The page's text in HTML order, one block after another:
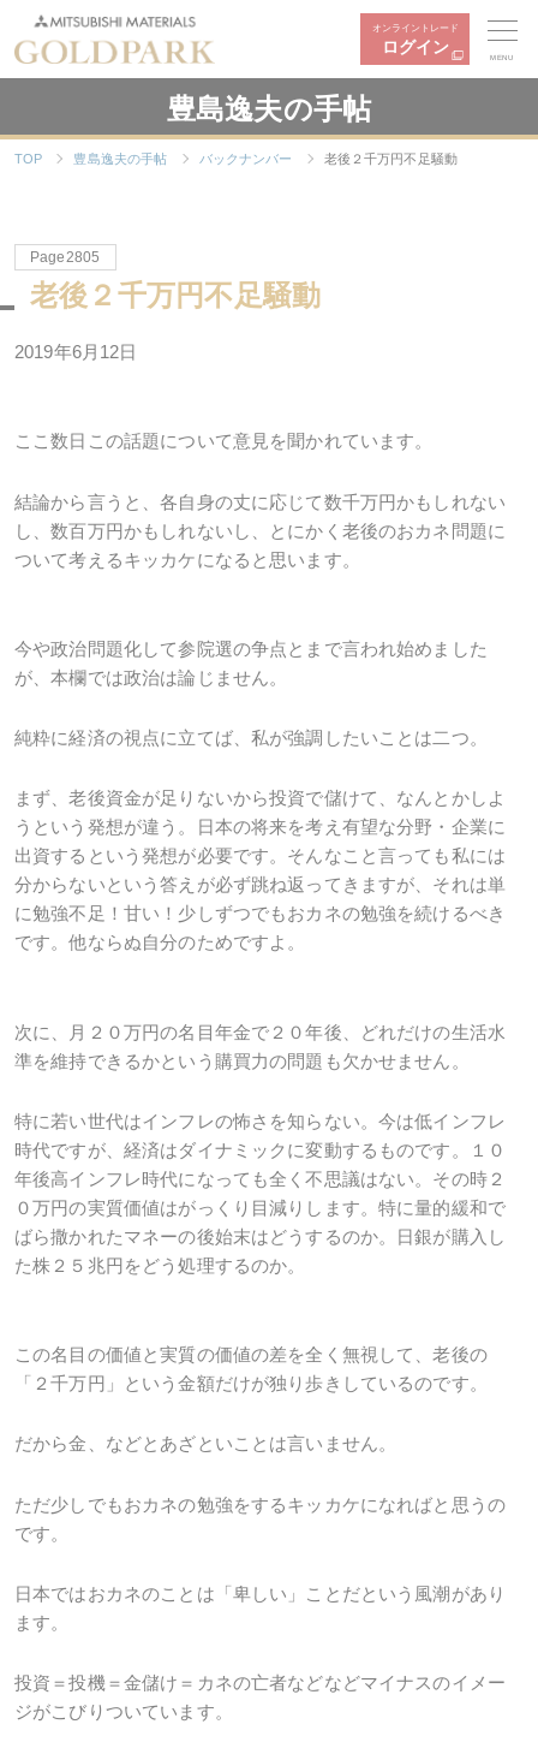
オンライントレード
ログイン
MENU
豊島逸夫の手帖
TOP 豊島逸夫の手帖 バックナンバー 老後２千万円不足騒動
Page2805
老後２千万円不足騒動
2019年6月12日
ここ数日この話題について意見を聞かれています。
結論から言うと、各自身の丈に応じて数千万円かもしれない
し、数百万円かもしれないし、とにかく老後のおカネ問題に
ついて考えるキッカケになると思います。
今や政治問題化して参院選の争点とまで言われ始めました
が、本欄では政治は論じません。
純粋に経済の視点に立てば、私が強調したいことは二つ。
まず、老後資金が足りないから投資で儲けて、なんとかしよ
うという発想が違う。日本の将来を考え有望な分野・企業に
出資するという発想が必要です。そんなこと言っても私には
分からないという答えが必ず跳ね返ってきますが、それは単
に勉強不足！甘い！少しずつでもおカネの勉強を続けるべき
です。他ならぬ自分のためですよ。
次に、月２０万円の名目年金で２０年後、どれだけの生活水
準を維持できるかという購買力の問題も欠かせません。
特に若い世代はインフレの怖さを知らない。今は低インフレ
時代ですが、経済はダイナミックに変動するものです。１０
年後高インフレ時代になっても全く不思議はない。その時２
０万円の実質価値はがっくり目減りします。特に量的緩和で
ばら撒かれたマネーの後始末はどうするのか。日銀が購入し
た株２５兆円をどう処理するのか。
この名目の価値と実質の価値の差を全く無視して、老後の
「２千万円」という金額だけが独り歩きしているのです。
だから金、などとあざといことは言いません。
ただ少しでもおカネの勉強をするキッカケになればと思うの
です。
日本ではおカネのことは「卑しい」ことだという風潮があり
ます。
投資＝投機＝金儲け＝カネの亡者などなどマイナスのイメー
ジがこびりついています。